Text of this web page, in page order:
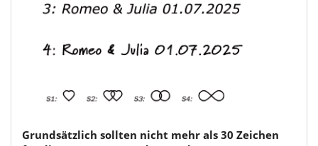
Grundsätzlich sollten nicht mehr als 30 Zeichen